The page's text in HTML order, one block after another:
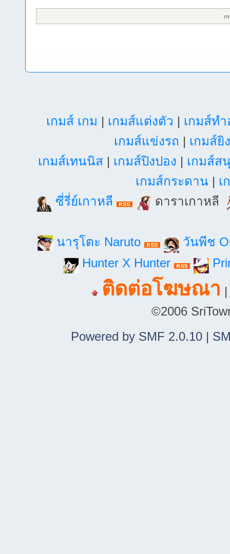
ก
เกมส์ เกม | เกมส์แต่งตัว | เกมส์ท
เกมส์แข่งรถ | เกมส์ยิ
เกมส์เทนนิส| เกมส์ปิงปอง | เกมส์ส
เกมส์กระดาน | เ
ซี่รี่ย์เกาหลี
ดาราเกาหลี
นารุโตะ Naruto
วันพีช
Hunter X Hunter
ติดต่อโฆษณา
©2006
Powered by SMF 2.0.10|